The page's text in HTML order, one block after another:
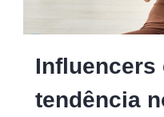
Influencers
tendência